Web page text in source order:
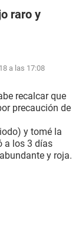
raro y
a las 17:08
recalcar que
precaución de
y tomé la
a los 3 días
y roja.